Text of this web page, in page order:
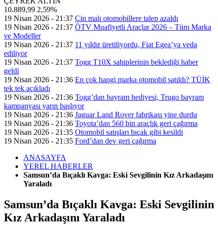
10.889,99 2,59%
19 Nisan 2026 - 21:37 Çin malı otomobillere talep azaldı
19 Nisan 2026 - 21:37 ÖTV Muafiyetli Araçlar 2026 – Tüm Marka
ve Modeller
19 Nisan 2026 - 21:37 11 yıldır üretiliyordu, Fiat Egea’ya veda
ediliyor
19 Nisan 2026 - 21:37 Togg T10X sahiplerinin beklediği haber
geldi
19 Nisan 2026 - 21:36 En çok hangi marka otomobil satıldı? TÜİK
tek tek açıkladı
19 Nisan 2026 - 21:36 Togg’dan bayram hediyesi, Trugo bayram
kampanyası yarın başlıyor
19 Nisan 2026 - 21:36 Jaguar Land Rover fabrikası yine durdu
19 Nisan 2026 - 21:36 Toyota’dan 560 bin araçlık geri çağırma
19 Nisan 2026 - 21:35 Otomobil satışları bıçak gibi kesildi
19 Nisan 2026 - 21:35 Ford’dan dev geri çağırma
ANASAYFA
YEREL HABERLER
Samsun’da Bıçaklı Kavga: Eski Sevgilinin Kız Arkadaşını
Yaraladı
Samsun’da Bıçaklı Kavga: Eski Sevgilinin
Kız Arkadaşını Yaraladı